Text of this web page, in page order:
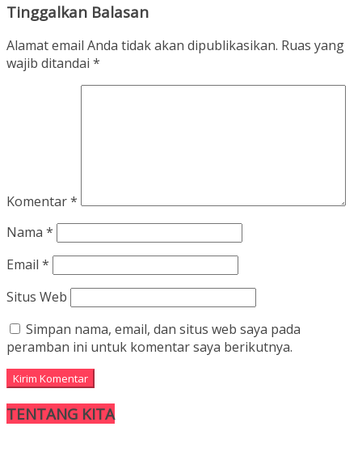
Tinggalkan Balasan
Alamat email Anda tidak akan dipublikasikan. Ruas yang
wajib ditandai *
Komentar*
Nama *
Email *
Situs Web
Simpan nama, email, dan situs web saya pada
peramban ini untuk komentar saya berikutnya.
TENTANG KITA